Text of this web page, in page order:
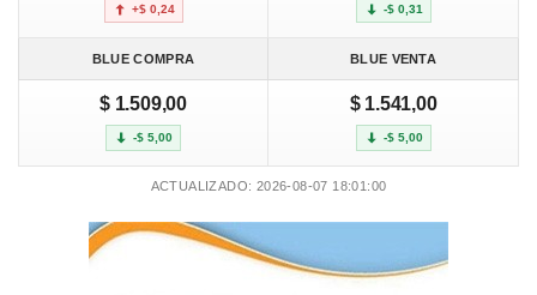
+$ 0,24 -$ 0,31
BLUE COMPRA BLUE VENTA
$ 1.509,00
-$ 5,00
$ 1.541,00
-$ 5,00
ACTUALIZADO: 2026-08-07 18:01:00